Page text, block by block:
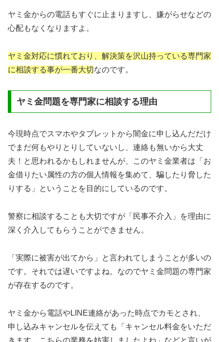
ヤミ金からの電話もすぐに止まりますし、嫌がらせなどの
心配もなくなりますよ。
ヤミ金対応に慣れており、解決策を沢山持っている専門家
に相談する事が一番大切なのです。
ヤミ金問題を専門家に相談する理由
今現時点でスマホやタブレットから闇金に申し込んだだけ
でまだ何もやりとりしていないし、連絡も無いから大丈
夫！と思われるかもしれませんが、このヤミ金業者は「お
金借りたい属性の方の個人情報を集めて、騙したり脅した
りする」ということを目的にしているのです。
警察に相談することも大切ですが「民事不介入」を理由に
深く介入してもらうことができません。
「実際に被害が出てから」と言われてしまうことが多いの
です。それでは遅いですよね。なのでヤミ金問題の専門家
が存在するのです。
ヤミ金から電話やLINE連絡があった時点でカモとされ、
申し込みキャンセルを伝えても「キャンセル料金をいただ
きます。こちらの業務を妨害しましたよね」などと言いが